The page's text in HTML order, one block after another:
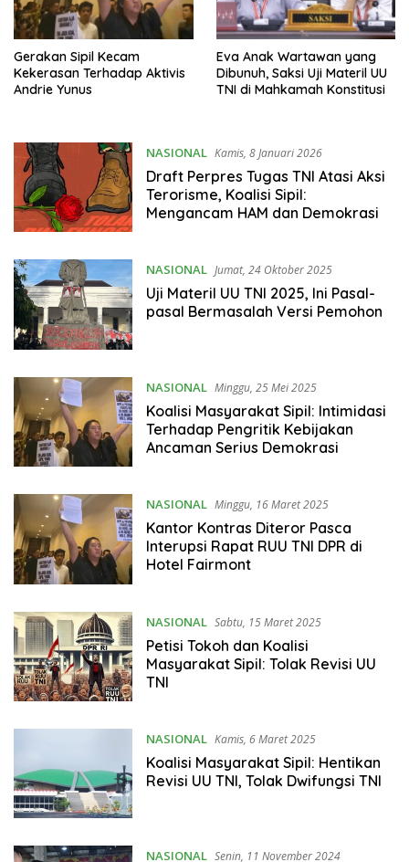
Gerakan Sipil Kecam
Kekerasan Terhadap Aktivis
Andrie Yunus
Eva Anak Wartawan yang
Dibunuh, Saksi Uji Materil UU
TNI di Mahkamah Konstitusi
NASIONAL Kamis, 8 Januari 2026
Draft Perpres Tugas TNI Atasi Aksi
Terorisme, Koalisi Sipil:
Mengancam HAM dan Demokrasi
NASIONAL Jumat, 24 Oktober 2025
Uji Materil UU TNI 2025, Ini Pasal-
pasal Bermasalah Versi Pemohon
NASIONAL Minggu, 25 Mei 2025
Koalisi Masyarakat Sipil: Intimidasi
Terhadap Pengritik Kebijakan
Ancaman Serius Demokrasi
NASIONAL Minggu, 16 Maret 2025
Kantor Kontras Diteror Pasca
Interupsi Rapat RUU TNI DPR di
Hotel Fairmont
NASIONAL Sabtu, 15 Maret 2025
Petisi Tokoh dan Koalisi
Masyarakat Sipil: Tolak Revisi UU
TNI
NASIONAL Kamis, 6 Maret 2025
Koalisi Masyarakat Sipil: Hentikan
Revisi UU TNI, Tolak Dwifungsi TNI
NASIONAL Senin, 11 November 2024